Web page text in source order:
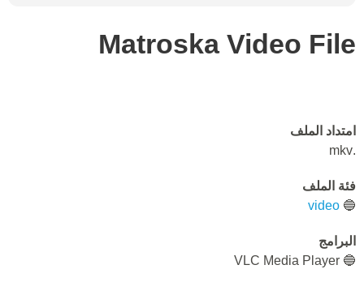
Matroska Video File
امتداد الملف
.mkv
فئة الملف
🔵
video
البرامج
🔵 VLC Media Player